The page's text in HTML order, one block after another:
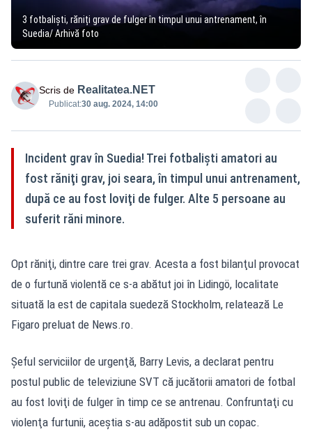
3 fotbalişti, răniți grav de fulger în timpul unui antrenament, în
Suedia/ Arhivă foto
Scris de Realitatea.NET
Publicat:30 aug. 2024, 14:00
Incident grav în Suedia! Trei fotbalişti amatori au
fost răniţi grav, joi seara, în timpul unui antrenament,
după ce au fost loviţi de fulger. Alte 5 persoane au
suferit răni minore.
Opt răniţi, dintre care trei grav. Acesta a fost bilanţul provocat
de o furtună violentă ce s-a abătut joi în Lidingö, localitate
situată la est de capitala suedeză Stockholm, relatează Le
Figaro preluat de News.ro.
Şeful serviciilor de urgenţă, Barry Levis, a declarat pentru
postul public de televiziune SVT că jucătorii amatori de fotbal
au fost loviţi de fulger în timp ce se antrenau. Confruntaţi cu
violenţa furtunii, aceştia s-au adăpostit sub un copac.